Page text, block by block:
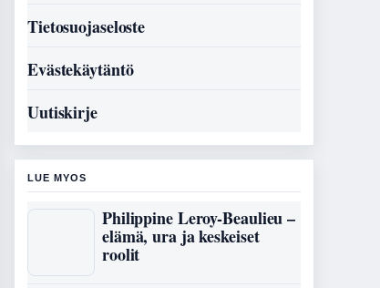
Tietosuojaseloste
Evästekäytäntö
Uutiskirje
LUE MYOS
Philippine Leroy-Beaulieu –
elämä, ura ja keskeiset
roolit